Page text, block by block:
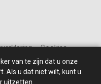
– Cookies
van te zijn dat u onze
Als u dat niet wilt, kunt u
uitzetten.